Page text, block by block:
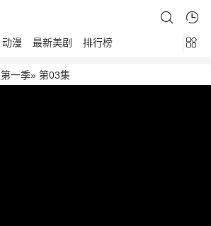
动漫 最新美剧 排行榜
一季» 第03集